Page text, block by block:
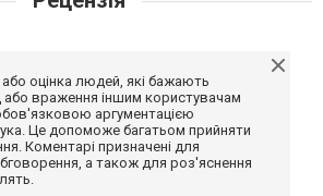
або оцінка людей, які бажають
або враження іншим користувачам
аргументацією
Це допоможе багатьом прийняти
Коментарі призначені для
а також для роз'яснення